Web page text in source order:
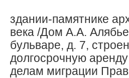
здании-памятнике
века /Дом А.А.
бульваре, д. 7,
долгосрочную
делам миграции